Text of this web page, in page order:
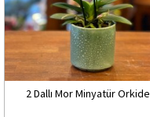
2 Dallı Mor Minyatür Orkide